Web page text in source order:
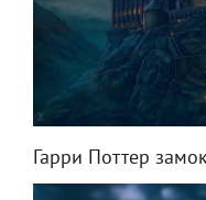
Гарри Поттер